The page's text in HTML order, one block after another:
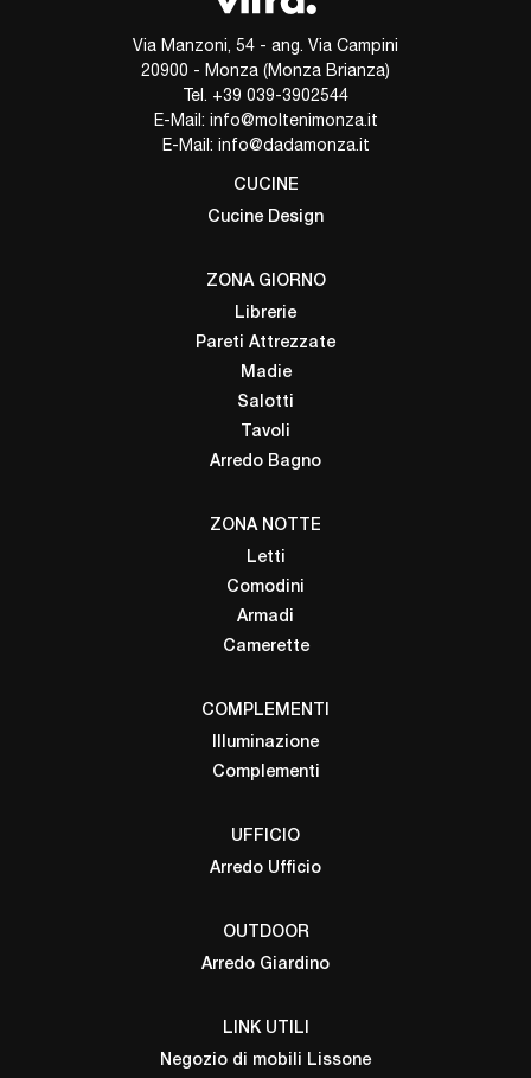
Via Manzoni, 54 - ang. Via Campini
20900 - Monza (Monza Brianza)
Tel. +39 039-3902544
E-Mail: info@moltenimonza.it
E-Mail: info@dadamonza.it
CUCINE
Cucine Design
ZONA GIORNO
Librerie
Pareti Attrezzate
Madie
Salotti
Tavoli
Arredo Bagno
ZONA NOTTE
Letti
Comodini
Armadi
Camerette
COMPLEMENTI
Illuminazione
Complementi
UFFICIO
Arredo Ufficio
OUTDOOR
Arredo Giardino
LINK UTILI
Negozio di mobili Lissone